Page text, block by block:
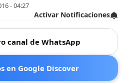
- 04:27
Activar Notificaciones
canal de WhatsApp
en Google Discover